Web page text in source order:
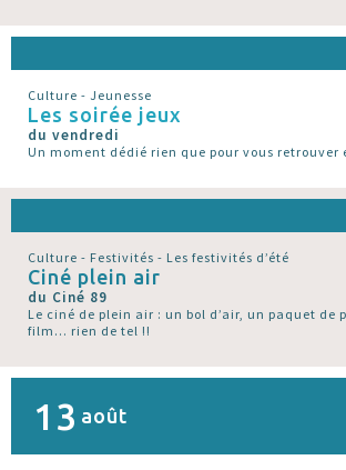
Culture - Jeunesse
Les soirée jeux
du vendredi
Un moment dédié rien que pour vous retrouver
Culture - Festivités - Les festivités d’été
Ciné plein air
du Ciné 89
Le ciné de plein air : un bol d’air, un paquet de
film... rien de tel !!
13 août